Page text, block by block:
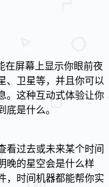
在屏幕上显示你眼前夜
、卫星等，并且你可以
。这种互动式体验让你
底是什么。
看过去或未来某个时间
晚的星空会是什么样
，时间机器都能帮你实